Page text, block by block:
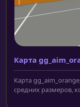
Карта
Карта
средних размеров,